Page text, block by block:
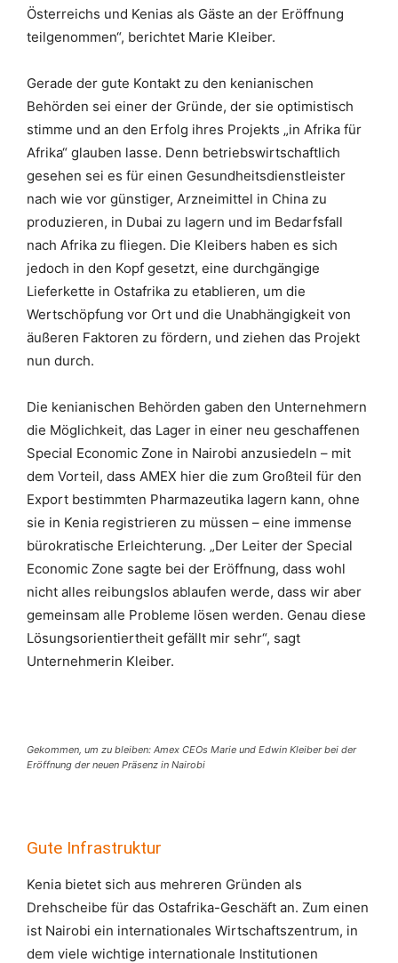
Österreichs und Kenias als Gäste an der Eröffnung
teilgenommen“, berichtet Marie Kleiber.
Gerade der gute Kontakt zu den kenianischen
Behörden sei einer der Gründe, der sie optimistisch
stimme und an den Erfolg ihres Projekts „in Afrika für
Afrika“ glauben lasse. Denn betriebswirtschaftlich
gesehen sei es für einen Gesundheitsdienstleister
nach wie vor günstiger, Arzneimittel in China zu
produzieren, in Dubai zu lagern und im Bedarfsfall
nach Afrika zu fliegen. Die Kleibers haben es sich
jedoch in den Kopf gesetzt, eine durchgängige
Lieferkette in Ostafrika zu etablieren, um die
Wertschöpfung vor Ort und die Unabhängigkeit von
äußeren Faktoren zu fördern, und ziehen das Projekt
nun durch.
Die kenianischen Behörden gaben den Unternehmern
die Möglichkeit, das Lager in einer neu geschaffenen
Special Economic Zone in Nairobi anzusiedeln – mit
dem Vorteil, dass AMEX hier die zum Großteil für den
Export bestimmten Pharmazeutika lagern kann, ohne
sie in Kenia registrieren zu müssen – eine immense
bürokratische Erleichterung. „Der Leiter der Special
Economic Zone sagte bei der Eröffnung, dass wohl
nicht alles reibungslos ablaufen werde, dass wir aber
gemeinsam alle Probleme lösen werden. Genau diese
Lösungsorientiertheit gefällt mir sehr“, sagt
Unternehmerin Kleiber.
Gekommen, um zu bleiben: Amex CEOs Marie und Edwin Kleiber bei der
Eröffnung der neuen Präsenz in Nairobi
Gute Infrastruktur
Kenia bietet sich aus mehreren Gründen als
Drehscheibe für das Ostafrika-Geschäft an. Zum einen
ist Nairobi ein internationales Wirtschaftszentrum, in
dem viele wichtige internationale Institutionen